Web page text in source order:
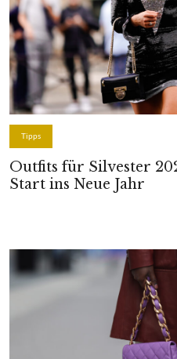
Tipps
Outfits für Silvester
Start ins Neue Jahr